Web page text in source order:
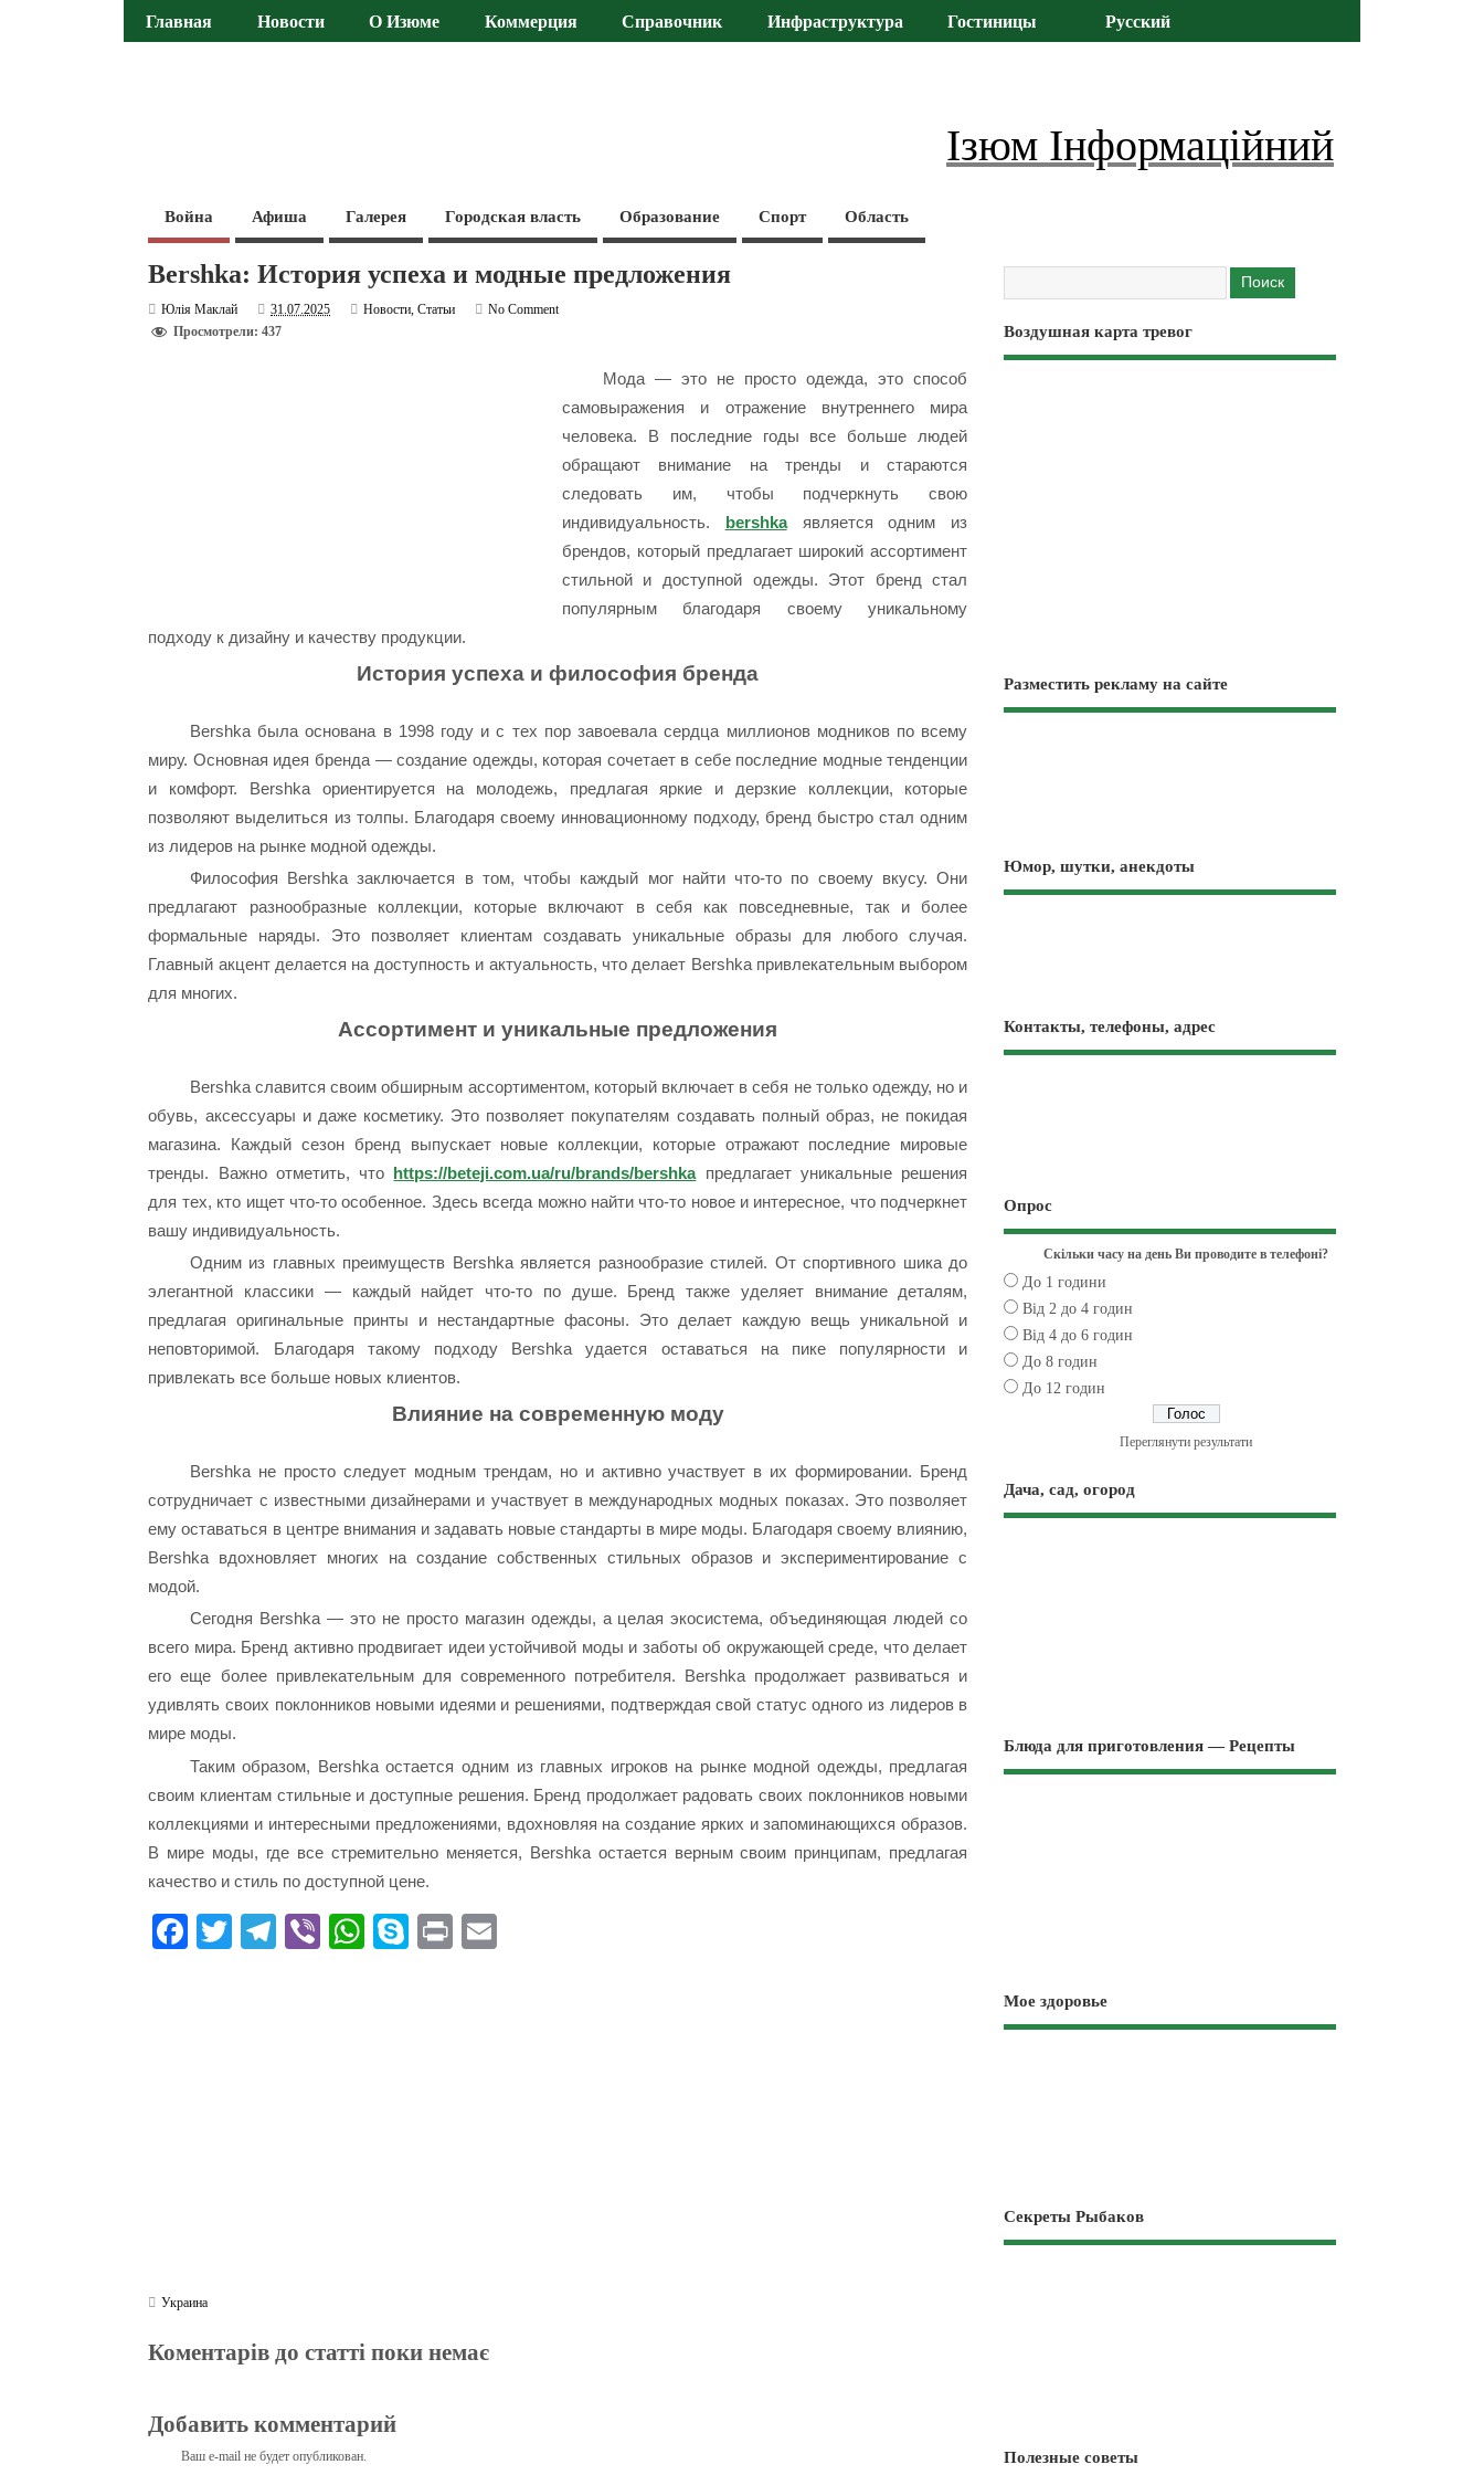
Главная Новости О Изюме Коммерция Справочник Инфраструктура Гостиницы Русский
Ізюм Інформаційний
Война Афиша Галерея Городская власть Образование Спорт Область
Bershka: История успеха и модные предложения
Юлія Маклай 31.07.2025 Новости,Статьи
No Comment
Просмотрели: 437
Мода — это не просто одежда, это способ
самовыражения и отражение внутреннего мира
человека. В последние годы все больше людей
обращают внимание на тренды и стараются
следовать им, чтобы подчеркнуть свою
индивидуальность. bershkaявляется одним из
брендов, который предлагает широкий ассортимент
стильной и доступной одежды. Этот бренд стал
популярным благодаря своему уникальному
подходу к дизайну и качеству продукции.
История успеха и философия бренда
Bershka была основана в 1998 году и с тех пор завоевала сердца миллионов модников по всему
миру. Основная идея бренда — создание одежды, которая сочетает в себе последние модные тенденции
и комфорт. Bershka ориентируется на молодежь, предлагая яркие и дерзкие коллекции, которые
позволяют выделиться из толпы. Благодаря своему инновационному подходу, бренд быстро стал одним
из лидеров на рынке модной одежды.
Философия Bershka заключается в том, чтобы каждый мог найти что-то по своему вкусу. Они
предлагают разнообразные коллекции, которые включают в себя как повседневные, так и более
формальные наряды. Это позволяет клиентам создавать уникальные образы для любого случая.
Главный акцент делается на доступность и актуальность, что делает Bershka привлекательным выбором
для многих.
Ассортимент и уникальные предложения
Bershka славится своим обширным ассортиментом, который включает в себя не только одежду, но и
обувь, аксессуары и даже косметику. Это позволяет покупателям создавать полный образ, не покидая
магазина. Каждый сезон бренд выпускает новые коллекции, которые отражают последние мировые
тренды. Важно отметить, что https://beteji.com.ua/ru/brands/bershkaпредлагает уникальные решения
для тех, кто ищет что-то особенное. Здесь всегда можно найти что-то новое и интересное, что подчеркнет
вашу индивидуальность.
Одним из главных преимуществ Bershka является разнообразие стилей. От спортивного шика до
элегантной классики — каждый найдет что-то по душе. Бренд также уделяет внимание деталям,
предлагая оригинальные принты и нестандартные фасоны. Это делает каждую вещь уникальной и
неповторимой. Благодаря такому подходу Bershka удается оставаться на пике популярности и
привлекать все больше новых клиентов.
Влияние на современную моду
Bershka не просто следует модным трендам, но и активно участвует в их формировании. Бренд
сотрудничает с известными дизайнерами и участвует в международных модных показах. Это позволяет
ему оставаться в центре внимания и задавать новые стандарты в мире моды. Благодаря своему влиянию,
Bershka вдохновляет многих на создание собственных стильных образов и экспериментирование с
модой.
Сегодня Bershka — это не просто магазин одежды, а целая экосистема, объединяющая людей со
всего мира. Бренд активно продвигает идеи устойчивой моды и заботы об окружающей среде, что делает
его еще более привлекательным для современного потребителя. Bershka продолжает развиваться и
удивлять своих поклонников новыми идеями и решениями, подтверждая свой статус одного из лидеров в
мире моды.
Таким образом, Bershka остается одним из главных игроков на рынке модной одежды, предлагая
своим клиентам стильные и доступные решения. Бренд продолжает радовать своих поклонников новыми
коллекциями и интересными предложениями, вдохновляя на создание ярких и запоминающихся образов.
В мире моды, где все стремительно меняется, Bershka остается верным своим принципам, предлагая
качество и стиль по доступной цене.
Fa T
Te Vi
W
S
Pr
Украина
Коментарів до статті поки немає
Добавить комментарий
Ваш e-mail не будет опубликован.
Воздушная карта тревог
Разместить рекламу на сайте
Юмор, шутки, анекдоты
Контакты, телефоны, адрес
Опрос
Скільки часу на день Ви проводите в телефоні?
До 1 години
Від 2 до 4 годин
Від 4 до 6 годин
До 8 годин
До 12 годин
Переглянути результати
Дача, сад, огород
Блюда для приготовления — Рецепты
Мое здоровье
Секреты Рыбаков
Полезные советы